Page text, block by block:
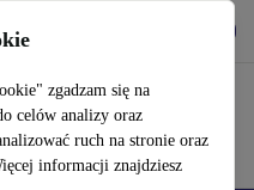
zgadzam się na
celów analizy oraz
ruch na stronie oraz
informacji znajdziesz